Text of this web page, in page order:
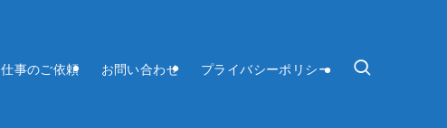
仕事のご依頼 お問い合わせ プライバシーポリシー